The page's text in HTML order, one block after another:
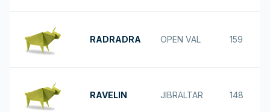
RADRADRA OPEN VAL 159
RAVELIN JIBRALTAR 148